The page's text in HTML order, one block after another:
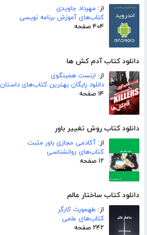
از: مهرداد جاویدی
کتاب‌های آموزش برنامه نویسی
۴۰۴ صفحه
دانلود کتاب آدم کش ها
از: ارنست همینگوی
دانلود رایگان بهترین کتاب‌های داستان
۱۴ صفحه
دانلود کتاب روش تغییر باور
از: آکادمی مجازی باور مثبت
کتاب‌های روانشناسی
۱۲ صفحه
دانلود کتاب ساختار عالم
از: طهمورث کارگر
کتاب‌های علمی
۲۴۲ صفحه